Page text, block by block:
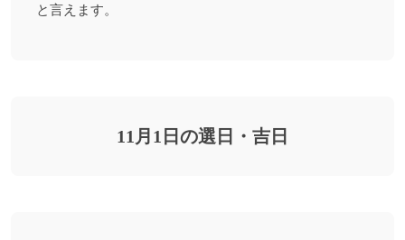
と言えます。
11月1日の選日・吉日